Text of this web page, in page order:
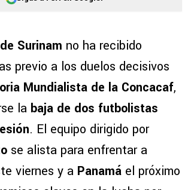
Surinam no ha recibido
previo a los duelos decisivos
Mundialista de la Concacaf,
la baja de dos futbolistas
. El equipo dirigido por
se alista para enfrentar a
viernes y a Panamá el próximo